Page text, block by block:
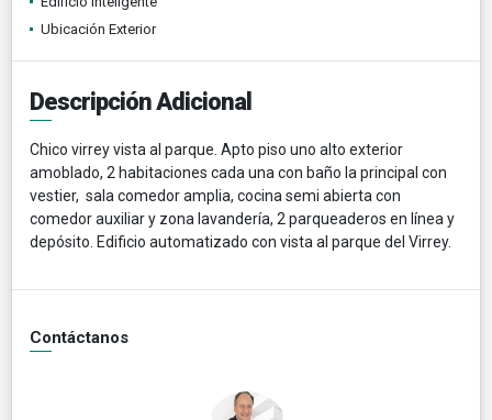
Ubicación Exterior
Descripción Adicional
Chico virrey vista al parque. Apto piso uno alto exterior
amoblado, 2 habitaciones cada una con baño la principal con
vestier, sala comedor amplia, cocina semi abierta con
comedor auxiliar y zona lavandería, 2 parqueaderos en línea y
depósito. Edificio automatizado con vista al parque del Virrey.
Contáctanos